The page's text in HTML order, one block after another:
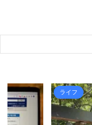
ライフ